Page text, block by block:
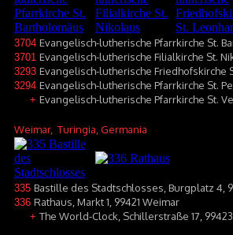
3704 Evangelisch-lutherische Pfarrkirche St.
3701 Evangelisch-lutherische Filialkirche St.
3293 Evangelisch-lutherische Friedhofskirche
3294 Evangelisch-lutherische Pfarrkirche St.
+ Evangelisch-lutherische Pfarrkirche St.
Weimar, Turingia, Germania
335 Bastille des Stadtschlosses, Burgplatz 4,
336 Rathaus, Markt 1, 99421 Weimar
+ The World-Clock, Schillerstraße 17,